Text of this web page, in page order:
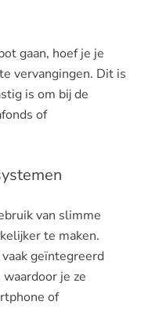
gaan, hoef je je
vervangingen. Dit is
is om bij de
of
van slimme
te maken.
geïntegreerd
je ze
of